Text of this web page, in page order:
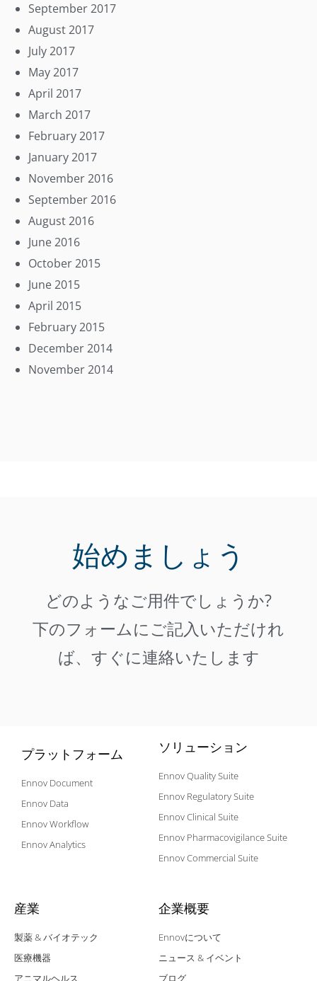
September 2017
August 2017
July 2017
May 2017
April 2017
March 2017
February 2017
January 2017
November 2016
September 2016
August 2016
June 2016
October 2015
June 2015
April 2015
February 2015
December 2014
November 2014
始めましょう
どのようなご用件でしょうか?
下のフォームにご記入いただけれ
ば、すぐに連絡いたします
プラットフォーム
Ennov Document
Ennov Data
Ennov Workflow
Ennov Analytics
ソリューション
Ennov Quality Suite
Ennov Regulatory Suite
Ennov Clinical Suite
Ennov Pharmacovigilance Suite
Ennov Commercial Suite
産業
製薬 & バイオテック
医療機器
アニマルヘルス
企業概要
Ennovについて
ニュース & イベント
ブログ